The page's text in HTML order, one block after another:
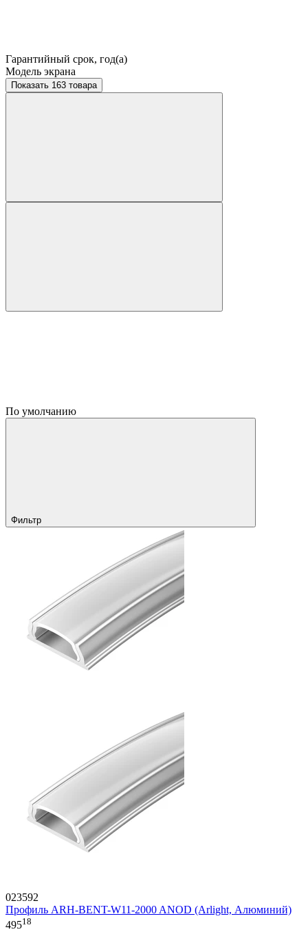
Гарантийный срок, год(а)
Модель экрана
Показать 163 товара
По умолчанию
Фильтр
023592
Профиль ARH-BENT-W11-2000 ANOD (Arlight, Алюминий)
49518